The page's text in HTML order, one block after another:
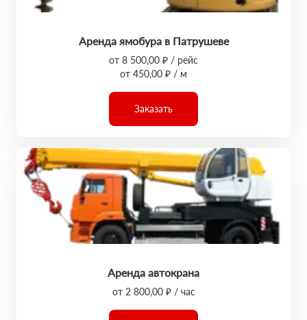
Аренда ямобура в Патрушеве
от 8 500,00 ₽ / рейс
от 450,00 ₽ / м
Заказать
Аренда автокрана
от 2 800,00 ₽ / час